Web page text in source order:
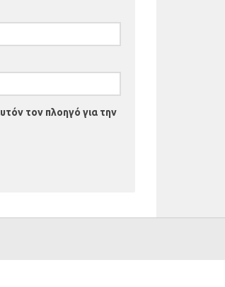
τον πλοηγό για την